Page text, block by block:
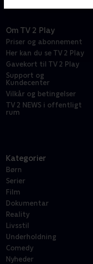
Om TV 2 Play
Priser og abonnement
Her kan du se TV 2 Play
Gavekort til TV 2 Play
Support og
Kundecenter
Vilkår og betingelser
TV 2 NEWS i offentligt
rum
Kategorier
Børn
Serier
Film
Dokumentar
Reality
Livsstil
Underholdning
Comedy
Nyheder